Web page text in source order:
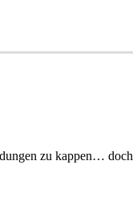
zu kappen…